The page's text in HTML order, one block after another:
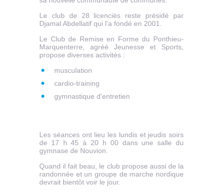
Le club de 28 licenciés reste présidé par
Djamal Abdellatif qui l'a fondé en 2001.
Le Club de Remise en Forme du Ponthieu-
Marquenterre, agréé Jeunesse et Sports,
propose diverses activités :
musculation
cardio-training
gymnastique d'entretien
Les séances ont lieu les lundis et jeudis soirs
de 17 h 45 à 20 h 00 dans une salle du
gymnase de Nouvion.
Quand il fait beau, le club propose aussi de la
randonnée et un groupe de marche nordique
devrait bientôt voir le jour.